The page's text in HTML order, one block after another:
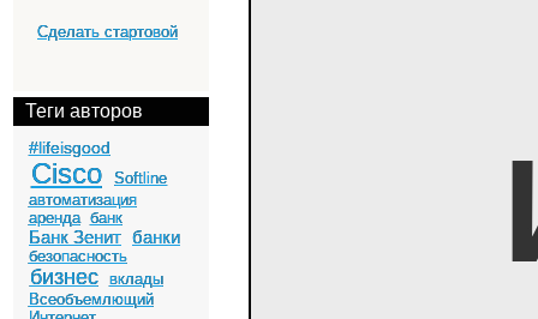
Сделать стартовой
Теги авторов
#lifeisgood
Cisco
Softline
автоматизация
аренда банк
Банк Зенит банки
безопасность
бизнес
вклады
Всеобъемлющий